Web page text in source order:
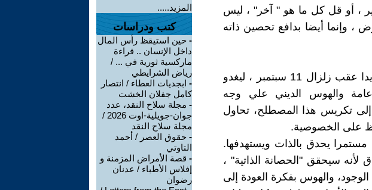
، أو قل كل ما هو " آخر" ، ليس
، وإنما أيضا بدافع تحصين ذاته
ومصطلح "الحصانة الذاتية" هذا ، طرحه جاك دريدا عقب زلزال 11 سبتمبر ، ليغدو
والهوس الديني علي وجه
تكريس هذا المصطلح، تحاول
على الخصوصية.
مستمرا يحدق بالذات ويستهدفها.
لأنه سيحقق "الحصانة الذاتية" ،
والهوس بفكرة العودة إلى
المزيد.....
كتب ودراسات
- حين استيقظ رأس المال
داخل الإنسان .. قراءة
ماركسية ثورية في ... /
رياض الشرايطي
- ابجديات العطاء / انتصار
كامل جفلان الخشت
- مجلة سلاح النقد، عدد
جوان-جويلية-اوت 2026 /
مجلة سلاح النقد
- حقوق العصر / أحمد
التاوتي
- قصة الأمراض المزمنة و
إفلاس الأطباء / عدنان
رضوان